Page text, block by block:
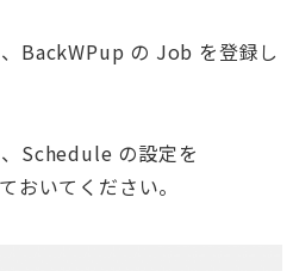
BackWPup の Job を登録し
Schedule の設定を
おいてください。